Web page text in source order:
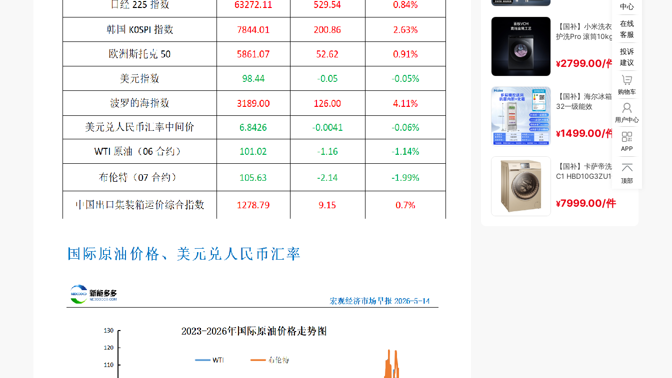
【国补】小米洗衣机精
护洗Pro 滚筒10kg一级
¥2799.00/件
【国补】海尔冰箱SC-2
32一级能效
¥1499.00/件
【国补】卡萨帝洗衣机
C1 HBD10G3ZU1一级
¥7999.00/件
中心
在线
客服
投诉
建议
购物车
用户中心
APP

顶部